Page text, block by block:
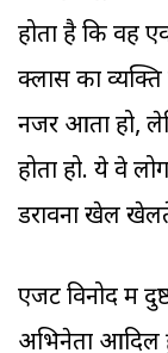
होता है कि वह
क्लास का
नजर आता हो,
होता हो. ये वे
डरावना खेल
एजेंट विनोद में
अभिनेता आदिल